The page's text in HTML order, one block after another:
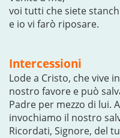
voi tutti che siete
e io vi farò riposare.
Intercessioni
Lode a Cristo, che vive
nostro favore e può
Padre per mezzo di lui.
invochiamo il nostro
Ricordati, Signore, del